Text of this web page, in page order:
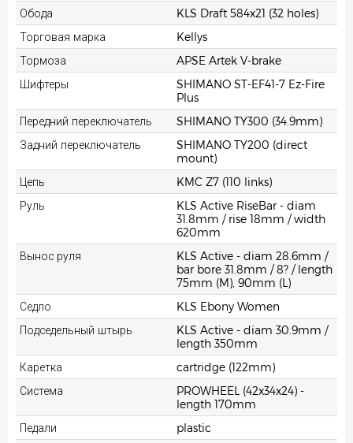
Обода
KLS Draft 584x21 (32 holes)
Торговая марка
Kellys
Тормоза
APSE Artek V-brake
Шифтеры
SHIMANO ST-EF41-7 Ez-Fire
Plus
Передний переключатель
SHIMANO TY300 (34.9mm)
Задний переключатель
SHIMANO TY200 (direct
mount)
Цепь
KMC Z7 (110 links)
Руль
KLS Active RiseBar - diam
31.8mm / rise 18mm / width
620mm
Вынос руля
KLS Active - diam 28.6mm /
bar bore 31.8mm / 8? / length
75mm (M), 90mm (L)
Седло
KLS Ebony Women
Подседельный штырь
KLS Active - diam 30.9mm /
length 350mm
Каретка
cartridge (122mm)
Система
PROWHEEL (42x34x24) -
length 170mm
Педали
plastic